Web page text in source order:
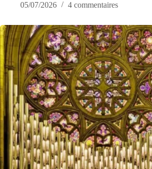
05/07/2026
4 commentaires